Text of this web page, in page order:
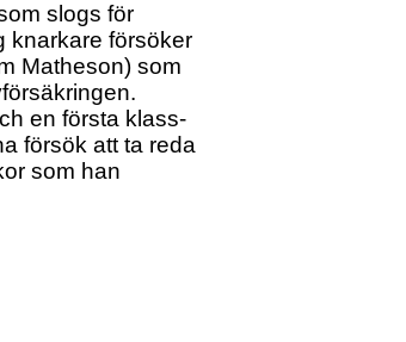
slogs för
knarkare försöker
Matheson) som
en första klass-
försök att ta reda
som han